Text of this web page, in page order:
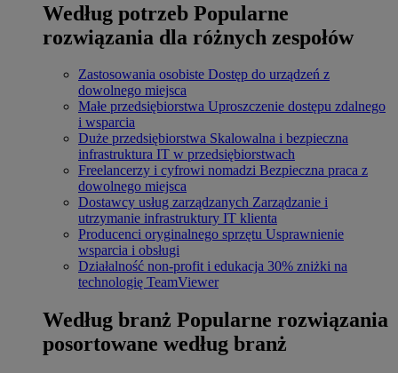
Według potrzeb Popularne
rozwiązania dla różnych zespołów
Zastosowania osobiste Dostęp do urządzeń z
dowolnego miejsca
Małe przedsiębiorstwa Uproszczenie dostępu zdalnego
i wsparcia
Duże przedsiębiorstwa Skalowalna i bezpieczna
infrastruktura IT w przedsiębiorstwach
Freelancerzy i cyfrowi nomadzi Bezpieczna praca z
dowolnego miejsca
Dostawcy usług zarządzanych Zarządzanie i
utrzymanie infrastruktury IT klienta
Producenci oryginalnego sprzętu Usprawnienie
wsparcia i obsługi
Działalność non-profit i edukacja 30% zniżki na
technologię TeamViewer
Według branż Popularne rozwiązania
posortowane według branż